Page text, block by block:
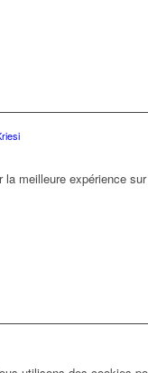
meilleure expérience